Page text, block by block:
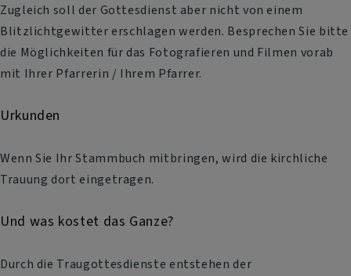
Zugleich soll der Gottesdienst aber nicht von einem
Blitzlichtgewitter erschlagen werden. Besprechen Sie bitte
die Möglichkeiten für das Fotografieren und Filmen vorab
mit Ihrer Pfarrerin / Ihrem Pfarrer.
Urkunden
Wenn Sie Ihr Stammbuch mitbringen, wird die kirchliche
Trauung dort eingetragen.
Und was kostet das Ganze?
Durch die Traugottesdienste entstehen der